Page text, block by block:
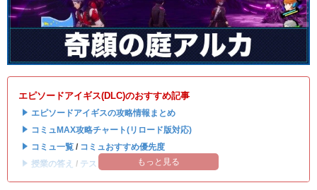
エピソードアイギス(DLC)のおすすめ記事
・ エピソードアイギスの攻略情報まとめ
・ コミュMAX攻略チャート(リロード版対応)
・ コミュ一覧 / コミュおすすめ優先度
・ 授業の答え / テストの答え もっと見る